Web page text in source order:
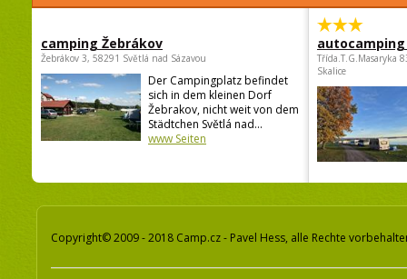
camping Žebrákov
Žebrákov 3, 58291 Světlá nad Sázavou
Der Campingplatz befindet
sich in dem kleinen Dorf
Žebrakov, nicht weit von dem
Städtchen Světlá nad...
www Seiten
autocamping
Třída.T.G.Masaryka
Skalice
Copyright© 2009 - 2018 Camp.cz - Pavel Hess, alle Rechte